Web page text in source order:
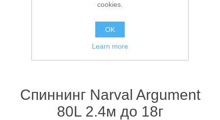
Спасательные средства
Спиннинг Narval Argument
80L 2.4м до 18г
cookies.
OK
Learn more